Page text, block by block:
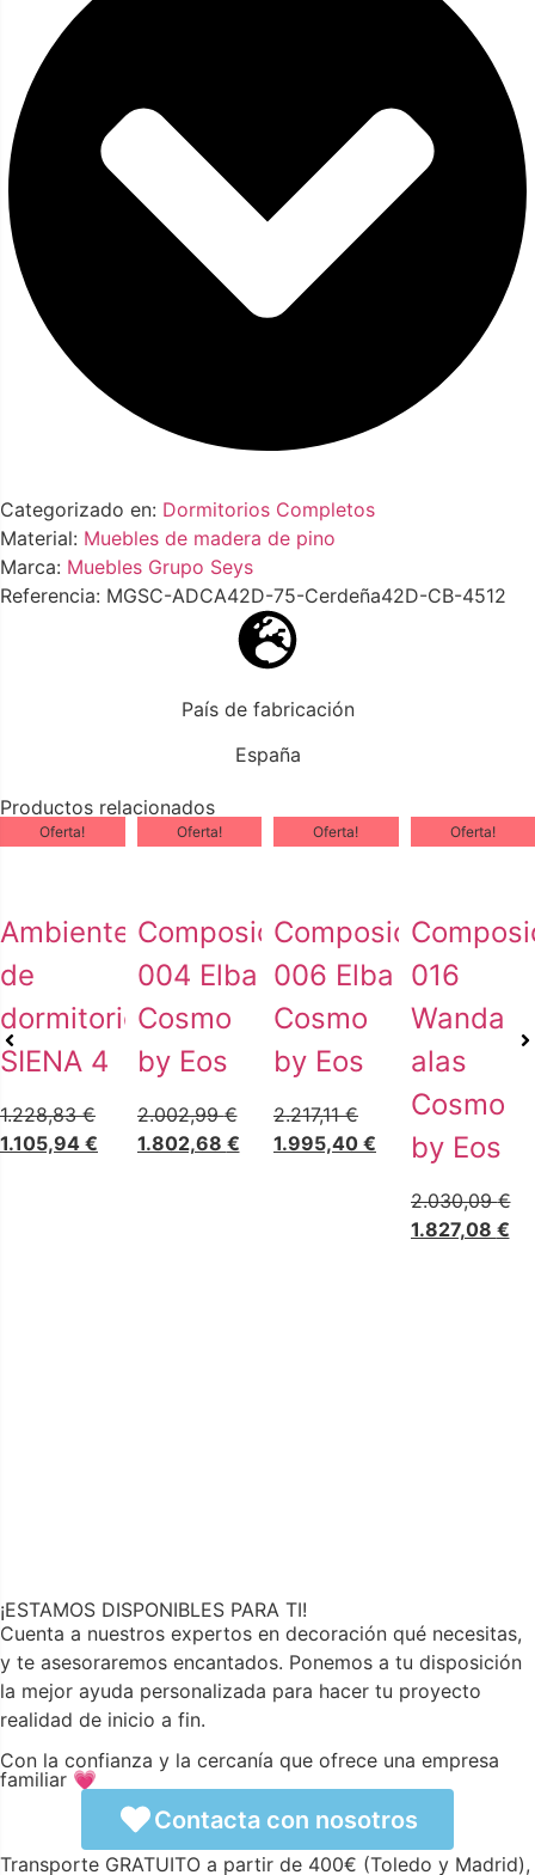
Categorizado en: Dormitorios Completos
Material: Muebles de madera de pino
Marca: Muebles Grupo Seys
Referencia: MGSC-ADCA42D-75-Cerdeña42D-CB-4512
País de fabricación
España
Productos relacionados
Oferta!
Ambiente
de
dormitorio
SIENA 4
1.228,83€
1.105,94 €
Oferta!
Composición
004 Elba
Cosmo
by Eos
2.002,99€
1.802,68 €
Oferta!
Composición
006 Elba
Cosmo
by Eos
2.217,11€
1.995,40 €
Oferta!
016
Wanda
alas
Cosmo
by Eos
2.030,09€
1.827,08 €
¡ESTAMOS DISPONIBLES PARA TI!
Cuenta a nuestros expertos en decoración qué necesitas,
y te asesoraremos encantados. Ponemos a tu disposición
la mejor ayuda personalizada para hacer tu proyecto
realidad de inicio a fin.
Con la confianza y la cercanía que ofrece una empresa
familiar 💗
Contacta con nosotros
Transporte GRATUITO a partir de 400€ (Toledo y Madrid),